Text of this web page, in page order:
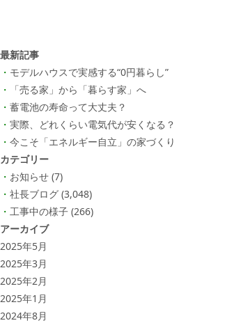
最新記事
モデルハウスで実感する“0円暮らし”
「売る家」から「暮らす家」へ
蓄電池の寿命って大丈夫？
実際、どれくらい電気代が安くなる？
今こそ「エネルギー自立」の家づくり
カテゴリー
お知らせ (7)
社長ブログ (3,048)
工事中の様子 (266)
アーカイブ
2025年5月
2025年3月
2025年2月
2025年1月
2024年8月